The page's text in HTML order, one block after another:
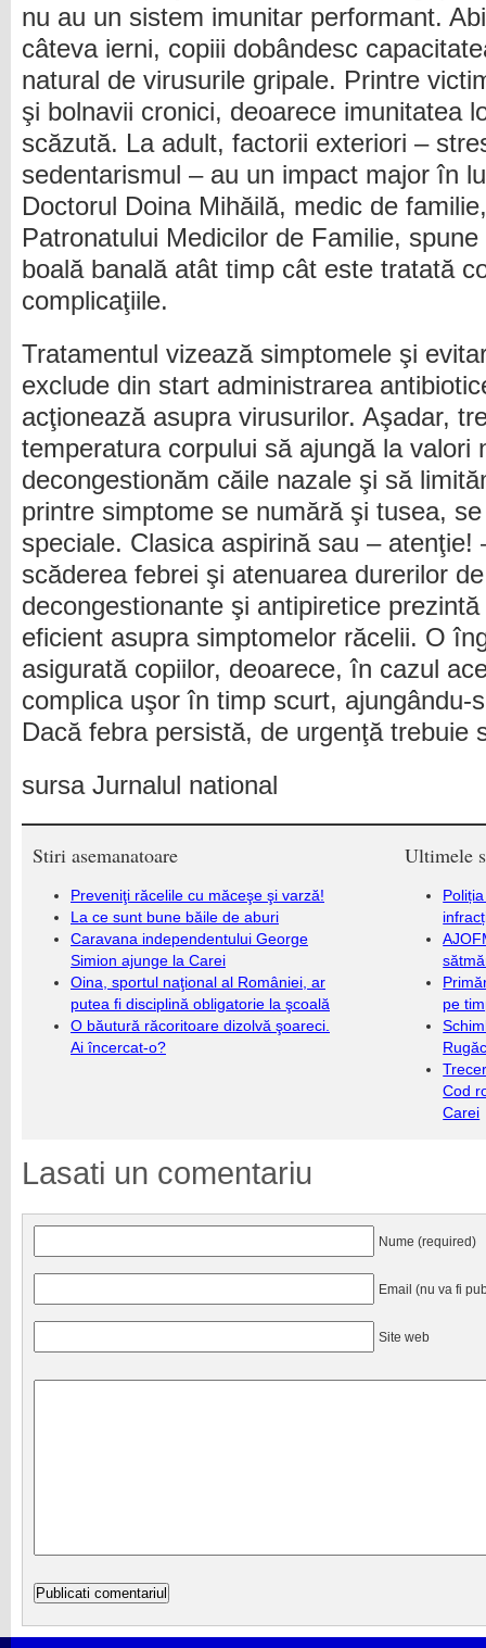
nu au un sistem imunitar performant.
câteva ierni, copiii dobândesc
natural de virusurile gripale. Printre
şi bolnavii cronici, deoarece imunitatea
scăzută. La adult, factorii exteriori –
sedentarismul – au un impact major în
Doctorul Doina Mihăilă, medic de
Patronatului Medicilor de Familie,
boală banală atât timp cât este tratată
complicaţiile.
Tratamentul vizează simptomele şi
exclude din start administrarea
acţionează asupra virusurilor. Aşadar,
temperatura corpului să ajungă la valori
decongestionăm căile nazale şi să
printre simptome se numără şi tusea,
speciale. Clasica aspirină sau – atenţie!
scăderea febrei şi atenuarea durerilor
decongestionante şi antipiretice
eficient asupra simptomelor răcelii. O
asigurată copiilor, deoarece, în cazul
complica uşor în timp scurt, ajungându-
Dacă febra persistă, de urgenţă trebuie
sursa Jurnalul national
Stiri asemanatoare
Preveniţi răcelile cu măceşe şi varză!
La ce sunt bune băile de aburi
Caravana independentului George
Simion ajunge la Carei
Oina, sportul naţional al României, ar
putea fi disciplină obligatorie la şcoală
O băutură răcoritoare dizolvă şoareci.
Ai încercat-o?
Ultimele
pe
Cod
Carei
Lasati un comentariu
Nume (required)
Email (nu va fi
Site web